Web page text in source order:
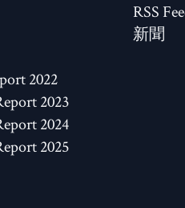
RSS
新聞
2022 Annual Report
2023 Financial Report
2024 Financial Report
2025 Financial Report